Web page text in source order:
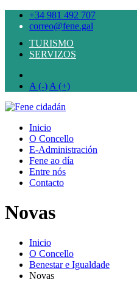
+34 981 492 707
correo@fene.gal
TURISMO
SERVIZOS
A (-) A (+)
Inicio
O Concello
E-Administración
Fene ao día
Entre nós
Contacto
Novas
Inicio
O Concello
Benestar e Igualdade
Novas